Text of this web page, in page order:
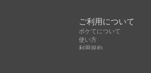
ご利用について
ボケてについて
使い方
利用規約